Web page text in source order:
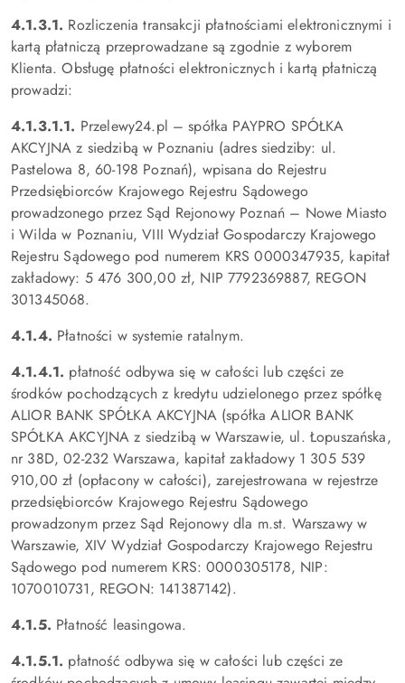
4.1.3.1. Rozliczenia transakcji płatnościami elektronicznymi i
kartą płatniczą przeprowadzane są zgodnie z wyborem
Klienta. Obsługę płatności elektronicznych i kartą płatniczą
prowadzi:
4.1.3.1.1. Przelewy24.pl – spółka PAYPRO SPÓŁKA
AKCYJNA z siedzibą w Poznaniu (adres siedziby: ul.
Pastelowa 8, 60-198 Poznań), wpisana do Rejestru
Przedsiębiorców Krajowego Rejestru Sądowego
prowadzonego przez Sąd Rejonowy Poznań – Nowe Miasto
i Wilda w Poznaniu, VIII Wydział Gospodarczy Krajowego
Rejestru Sądowego pod numerem KRS 0000347935, kapitał
zakładowy: 5 476 300,00 zł, NIP 7792369887, REGON
301345068.
4.1.4. Płatności w systemie ratalnym.
4.1.4.1. płatność odbywa się w całości lub części ze
środków pochodzących z kredytu udzielonego przez spółkę
ALIOR BANK SPÓŁKA AKCYJNA (spółka ALIOR BANK
SPÓŁKA AKCYJNA z siedzibą w Warszawie, ul. Łopuszańska,
nr 38D, 02-232 Warszawa, kapitał zakładowy 1 305 539
910,00 zł (opłacony w całości), zarejestrowana w rejestrze
przedsiębiorców Krajowego Rejestru Sądowego
prowadzonym przez Sąd Rejonowy dla m.st. Warszawy w
Warszawie, XIV Wydział Gospodarczy Krajowego Rejestru
Sądowego pod numerem KRS: 0000305178, NIP:
1070010731, REGON: 141387142).
4.1.5. Płatność leasingowa.
4.1.5.1. płatność odbywa się w całości lub części ze